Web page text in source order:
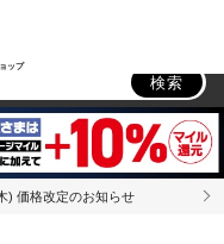
ップ
検索
) 価格改定のお知らせ